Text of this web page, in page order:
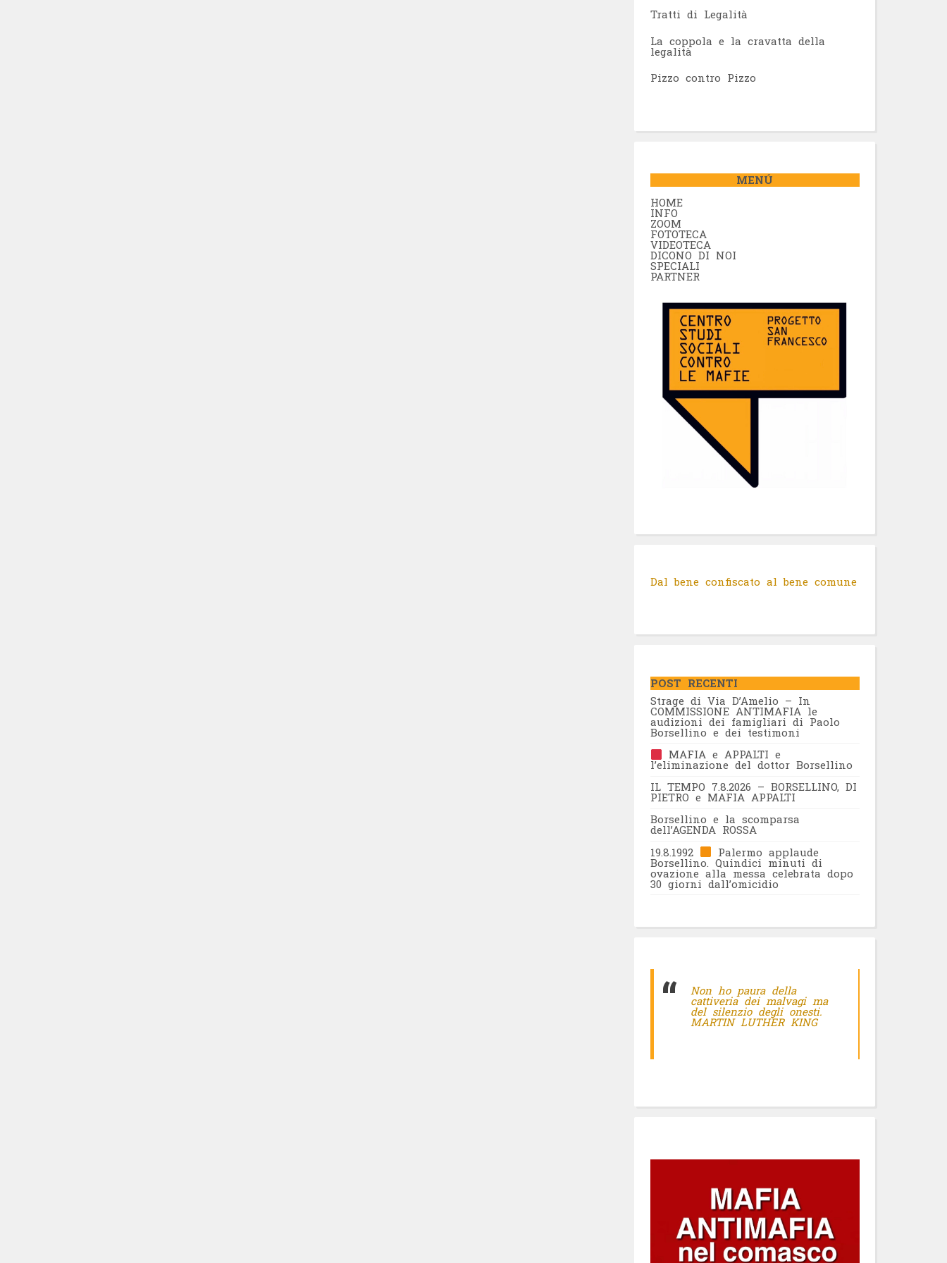
Tratti di Legalità
La coppola e la cravatta della
legalità
Pizzo contro Pizzo
MENÚ
HOME
INFO
ZOOM
FOTOTECA
VIDEOTECA
DICONO DI NOI
SPECIALI
PARTNER
Dal bene confiscato al bene comune
POST RECENTI
Strage di Via D’Amelio – In
COMMISSIONE ANTIMAFIA le
audizioni dei famigliari di Paolo
Borsellino e dei testimoni
MAFIA e APPALTI e
l’eliminazione del dottor Borsellino
IL TEMPO 7.8.2026 – BORSELLINO, DI
PIETRO e MAFIA APPALTI
Borsellino e la scomparsa
dell’AGENDA ROSSA
19.8.1992
Palermo applaude
Borsellino. Quindici minuti di
ovazione alla messa celebrata dopo
30 giorni dall’omicidio
Non ho paura della
cattiveria dei malvagi ma
del silenzio degli onesti.
MARTIN LUTHER KING